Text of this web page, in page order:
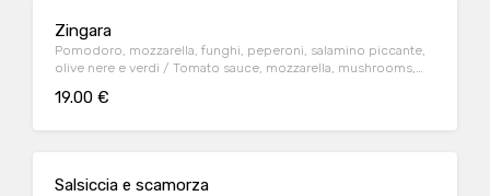
Zingara
Pomodoro, mozzarella, funghi, peperoni, salamino piccante,
olive nere e verdi / Tomato sauce, mozzarella, mushrooms,
19.00 €
Salsiccia e scamorza